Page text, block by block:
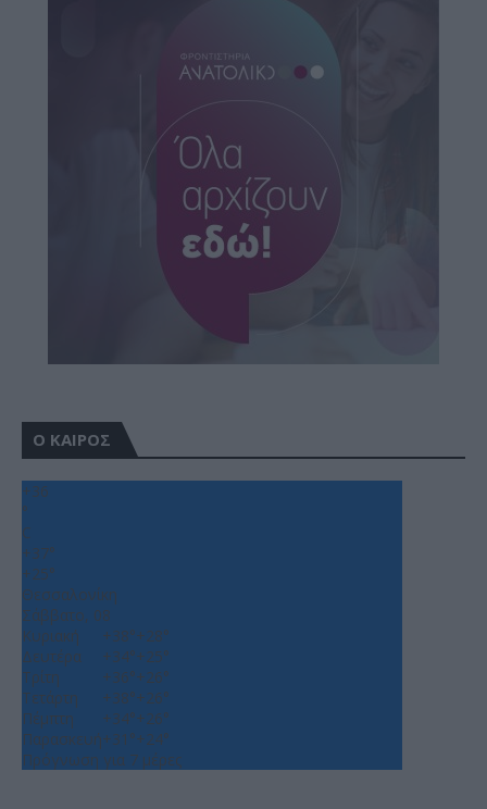
Ο ΚΑΙΡΟΣ
+36
°
C
+37°
+25°
Θεσσαλονίκη
Σάββατο, 08
Κυριακή
+38°+28°
Δευτέρα
+34°+25°
Τρίτη
+36°+26°
Τετάρτη
+38°+26°
Πέμπτη
+34°+26°
Παρασκευή+31°+24°
Πρόγνωση για 7 μέρες